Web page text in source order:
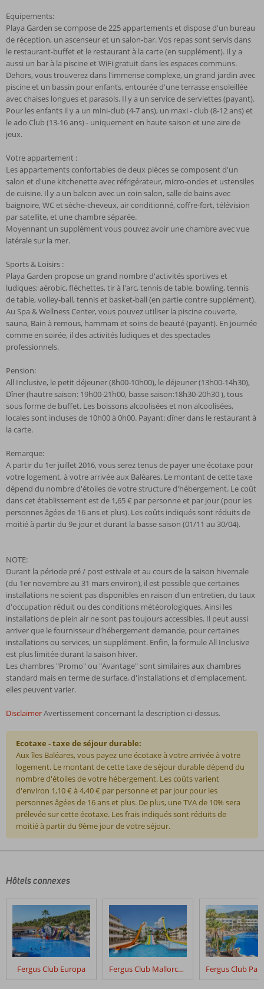
Equipements:
Playa Garden se compose de 225 appartements et dispose d'un bureau
de réception, un ascenseur et un salon-bar. Vos repas sont servis dans
le restaurant-buffet et le restaurant à la carte (en supplément). Il y a
aussi un bar à la piscine et WiFi gratuit dans les espaces communs.
Dehors, vous trouverez dans l'immense complexe, un grand jardin avec
piscine et un bassin pour enfants, entourée d'une terrasse ensoleillée
avec chaises longues et parasols. Il y a un service de serviettes (payant).
Pour les enfants il y a un mini-club (4-7 ans), un maxi - club (8-12 ans) et
le ado Club (13-16 ans) - uniquement en haute saison et une aire de
jeux.
Votre appartement :
Les appartements confortables de deux pièces se composent d'un
salon et d'une kitchenette avec réfrigérateur, micro-ondes et ustensiles
de cuisine. Il y a un balcon avec un coin salon, salle de bains avec
baignoire, WC et sèche-cheveux, air conditionné, coffre-fort, télévision
par satellite, et une chambre séparée.
Moyennant un supplément vous pouvez avoir une chambre avec vue
latérale sur la mer.
Sports & Loisirs :
Playa Garden propose un grand nombre d'activités sportives et
ludiques; aérobic, fléchettes, tir à l'arc, tennis de table, bowling, tennis
de table, volley-ball, tennis et basket-ball (en partie contre supplément).
Au Spa & Wellness Center, vous pouvez utiliser la piscine couverte,
sauna, Bain à remous, hammam et soins de beauté (payant). En journée
comme en soirée, il des activités ludiques et des spectacles
professionnels.
Pension:
All Inclusive, le petit déjeuner (8h00-10h00), le déjeuner (13h00-14h30),
Dîner (hautre saison: 19h00-21h00, basse saison:18h30-20h30 ), tous
sous forme de buffet. Les boissons alcoolisées et non alcoolisées,
locales sont incluses de 10h00 à 0h00. Payant: dîner dans le restaurant à
la carte.
Remarque:
A partir du 1er juillet 2016, vous serez tenus de payer une écotaxe pour
votre logement, à votre arrivée aux Baléares. Le montant de cette taxe
dépend du nombre d'étoiles de votre structure d'hébergement. Le coût
dans cet établissement est de 1,65 € par personne et par jour (pour les
personnes âgées de 16 ans et plus). Les coûts indiqués sont réduits de
moitié à partir du 9e jour et durant la basse saison (01/11 au 30/04).
NOTE:
Durant la période pré / post estivale et au cours de la saison hivernale
(du 1er novembre au 31 mars environ), il est possible que certaines
installations ne soient pas disponibles en raison d'un entretien, du taux
d'occupation réduit ou des conditions météorologiques. Ainsi les
installations de plein air ne sont pas toujours accessibles. Il peut aussi
arriver que le fournisseur d'hébergement demande, pour certaines
installations ou services, un supplément. Enfin, la formule All Inclusive
est plus limitée durant la saison hiver.
Les chambres "Promo" ou "Avantage" sont similaires aux chambres
standard mais en terme de surface, d'installations et d'emplacement,
elles peuvent varier.
DisclaimerAvertissement concernant la description ci-dessus.
Ecotaxe - taxe de séjour durable:
Aux îles Baléares, vous payez une écotaxe à votre arrivée à votre
logement. Le montant de cette taxe de séjour durable dépend du
nombre d'étoiles de votre hébergement. Les coûts varient
d'environ 1,10 € à 4,40 € par personne et par jour pour les
personnes âgées de 16 ans et plus. De plus, une TVA de 10% sera
prélevée sur cette écotaxe. Les frais indiqués sont réduits de
moitié à partir du 9ème jour de votre séjour.
écrits
nos
après
leur
séjour
Playa
Hôtels connexes
Fergus Club Europa Fergus Club Mallorca Waterpark